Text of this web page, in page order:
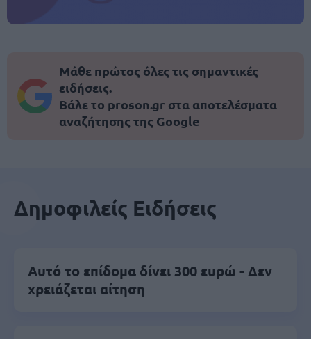
Μάθε πρώτος όλες τις σημαντικές
ειδήσεις.
Βάλε το proson.gr στα αποτελέσματα
αναζήτησης της Google
Δημοφιλείς Ειδήσεις
Αυτό το επίδομα δίνει 300 ευρώ - Δεν
χρειάζεται αίτηση